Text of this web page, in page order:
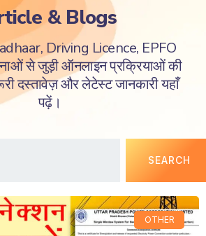
& Blogs
Driving Licence, EPFO
से जुड़ी ऑनलाइन प्रक्रियाओं की
दस्तावेज़ और लेटेस्ट जानकारी यहाँ
पढ़ें।
SEARCH
OTHER